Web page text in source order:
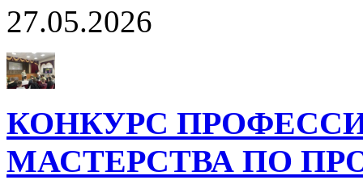
27.05.2026
КОНКУРС
МАСТЕРСТВА ПО